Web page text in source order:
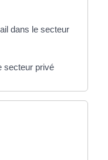
dans le secteur
secteur privé